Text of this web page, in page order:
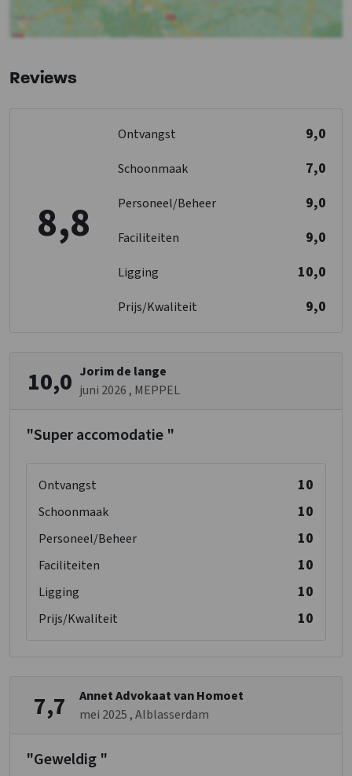
Vaatwasser
Slaapkamer
Kinderstoel tegen betaling
Kinderbed tegen betaling
Kinderbedjes
1- persoonsbed
Badkamer 03
Douches
Wastafel: 1
Toiletten: 1
Reviews
8,8
Ontvangst 9,0
Schoonmaak 7,0
Personeel/Beheer 9,0
Faciliteiten 9,0
Ligging 10,0
Prijs/Kwaliteit 9,0
10,0 Jorim de lange
juni 2026, MEPPEL
"Super accomodatie "
Ontvangst 10
Schoonmaak 10
Personeel/Beheer 10
Faciliteiten 10
Ligging 10
Prijs/Kwaliteit 10
7,7
Annet Advokaat van Homoet
mei 2025, Alblasserdam
"Geweldig "